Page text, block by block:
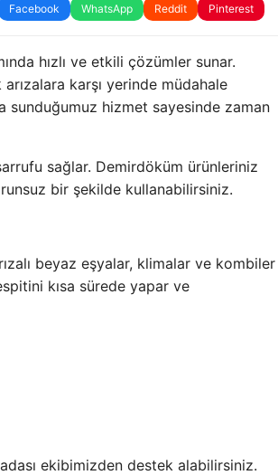
Facebook WhatsApp Reddit Pinterest
hızlı ve etkili çözümler sunar.
karşı yerinde müdahale
sunduğumuz hizmet sayesinde zaman
sağlar. Demirdöküm ürünleriniz
bir şekilde kullanabilirsiniz.
beyaz eşyalar, klimalar ve kombiler
kısa sürede yapar ve
ekibimizden destek alabilirsiniz.